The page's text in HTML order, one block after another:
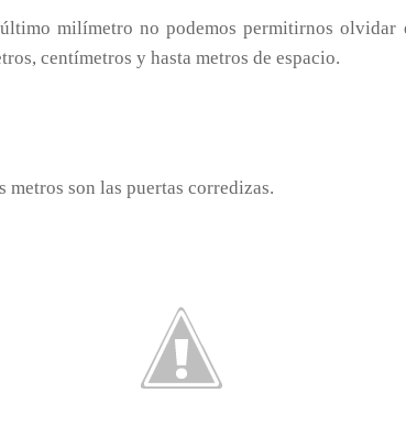
milímetro no podemos permitirnos
centímetros y hasta metros de espacio.
metros son las puertas corredizas.